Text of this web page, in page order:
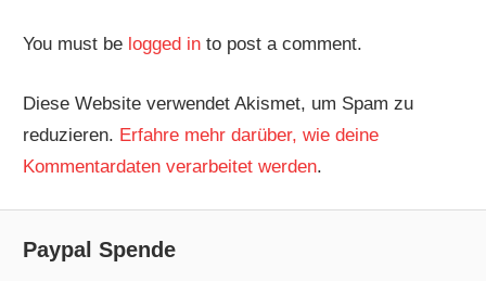
You must be logged in to post a comment.
Diese Website verwendet Akismet, um Spam zu
reduzieren. Erfahre mehr darüber, wie deine
Kommentardaten verarbeitet werden.
Paypal Spende